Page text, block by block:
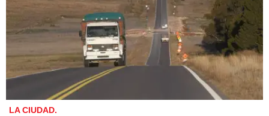
LA CIUDAD.